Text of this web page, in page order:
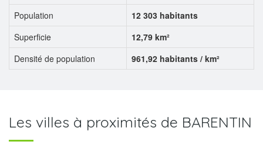
Population
12 303 habitants
Superficie
12,79 km²
Densité de population
961,92 habitants / km²
Les villes à proximités de BARENTIN